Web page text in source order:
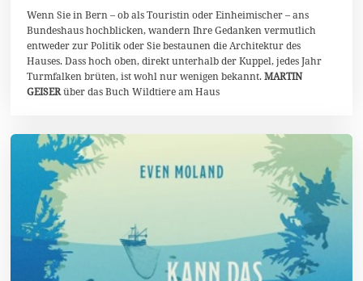
n
i
2
0
2
6
Wenn Sie in Bern – ob als Touristin oder Einheimischer – ans
Bundeshaus hochblicken, wandern Ihre Gedanken vermutlich
entweder zur Politik oder Sie bestaunen die Architektur des
Hauses. Dass hoch oben, direkt unterhalb der Kuppel, jedes Jahr
Turmfalken brüten, ist wohl nur wenigen bekannt.MARTIN
GEISERüber das Buch Wildtiere am Haus